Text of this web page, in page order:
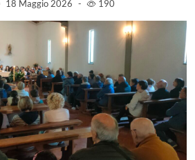
18 Maggio 2026 - 190